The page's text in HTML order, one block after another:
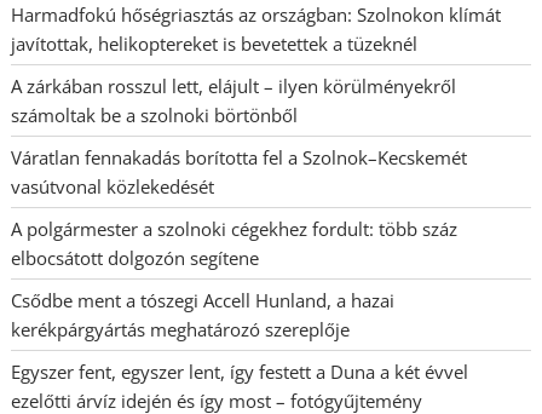
Harmadfokú hőségriasztás az országban: Szolnokon klímát
javítottak, helikoptereket is bevetettek a tüzeknél
A zárkában rosszul lett, elájult – ilyen körülményekről
számoltak be a szolnoki börtönből
Váratlan fennakadás borította fel a Szolnok–Kecskemét
vasútvonal közlekedését
A polgármester a szolnoki cégekhez fordult: több száz
elbocsátott dolgozón segítene
Csődbe ment a tószegi Accell Hunland, a hazai
kerékpárgyártás meghatározó szereplője
Egyszer fent, egyszer lent, így festett a Duna a két évvel
ezelőtti árvíz idején és így most – fotógyűjtemény